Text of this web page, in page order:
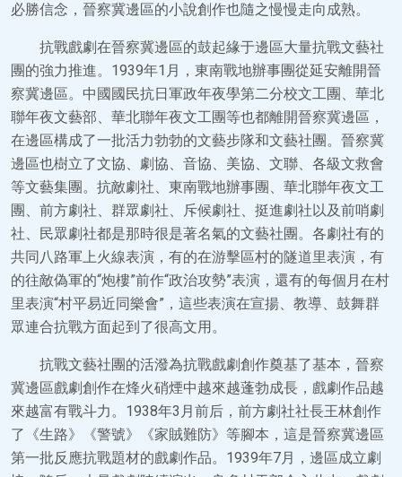
必勝信念，晉察冀邊區的小說創作也隨之慢慢走向成熟。
抗戰戲劇在晉察冀邊區的鼓起緣于邊區大量抗戰文藝社
團的強力推進。1939年1月，東南戰地辦事團從延安離開晉
察冀邊區。中國國民抗日軍政年夜學第二分校文工團、華北
聯年夜文藝部、華北聯年夜文工團等也都離開晉察冀邊區，
在邊區構成了一批活力勃勃的文藝步隊和文藝社團。晉察冀
邊區也樹立了文協、劇協、音協、美協、文聯、各級文救會
等文藝集團。抗敵劇社、東南戰地辦事團、華北聯年夜文工
團、前方劇社、群眾劇社、斥候劇社、挺進劇社以及前哨劇
社、民眾劇社都是那時很是著名氣的文藝社團。各劇社有的
共同八路軍上火線表演，有的在游擊區村的隧道里表演，有
的往敵偽軍的“炮樓”前作“政治攻勢”表演，還有的每個月在村
里表演“村平易近同樂會”，這些表演在宣揚、教導、鼓舞群
眾連合抗戰方面起到了很高文用。
抗戰文藝社團的活潑為抗戰戲劇創作奠基了基本，晉察
冀邊區戲劇創作在烽火硝煙中越來越蓬勃成長，戲劇作品越
來越富有戰斗力。1938年3月前后，前方劇社社長王林創作
了《生路》《警號》《家賊難防》等腳本，這是晉察冀邊區
第一批反應抗戰題材的戲劇作品。1939年7月，邊區成立劇